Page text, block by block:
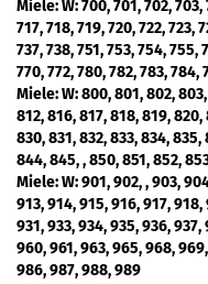
Miele: W: 700, 701, 702,
717, 718, 719, 720, 722, 723,
737, 738, 751, 753, 754, 755,
770, 772, 780, 782, 783, 784,
Miele: W: 800, 801, 802,
812, 816, 817, 818, 819,
830, 831, 832, 833, 834,
844, 845, , 850, 851, 852,
Miele: W:901, 902, , 903,
913, 914, 915, 916, 917,
931, 933, 934, 935, 936,
960, 961, 963, 965, 968,
986, 987, 988, 989